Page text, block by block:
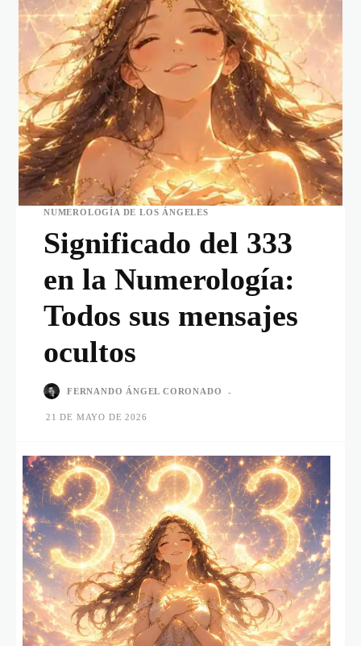
NUMEROLOGÍA DE LOS ÁNGELES
Significado del 333
en la Numerología:
Todos sus mensajes
ocultos
FERNANDO ÁNGEL CORONADO -
21 DE MAYO DE 2026